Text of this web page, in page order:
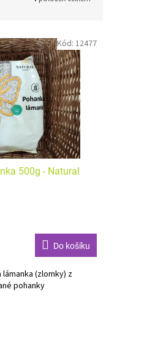
500g - Natural
Do košíku
lámanka (zlomky) z
pohanky
Kód: 12477